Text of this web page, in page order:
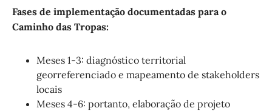
Fases de implementação documentadas para o
Caminho das Tropas:
Meses 1-3: diagnóstico territorial
georreferenciado e mapeamento de stakeholders
locais
Meses 4-6: portanto, elaboração de projeto